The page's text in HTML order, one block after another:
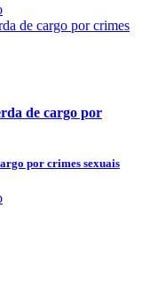
de cargo por
por crimes sexuais